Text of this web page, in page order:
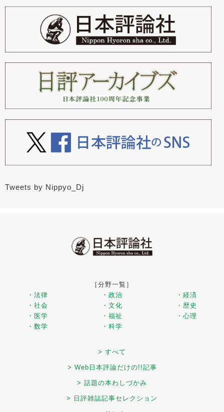
Tweets by Nippyo_Dj
［分野一覧］
・法律
・政治
・経済
・社会
・文化
・歴史
・医学
・福祉
・心理
・数学
・科学
> すべて
> Web日本評論だけの!!記事
> 話題の本わしづかみ
> 日評雑誌記事セレクション